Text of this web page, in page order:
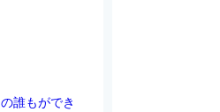
誰もができ